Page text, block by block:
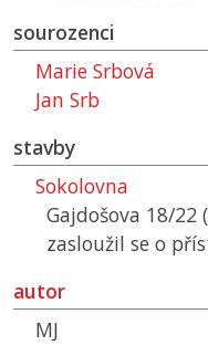
sourozenci
Marie Srbová
Jan Srb
stavby
Sokolovna
Gajdošova 18/22
zasloužil se o
autor
MJ